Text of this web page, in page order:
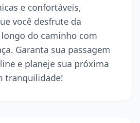
e confortáveis,
você desfrute da
do caminho com
Garanta sua passagem
e planeje sua próxima
tranquilidade!